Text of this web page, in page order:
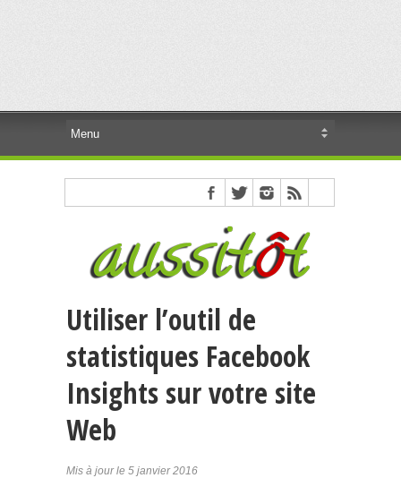
Utiliser l’outil de
statistiques Facebook
Insights sur votre site
Web
Mis à jour le 5 janvier 2016